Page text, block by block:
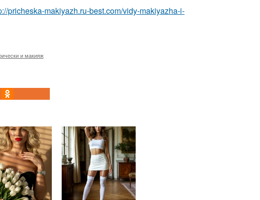
pricheska-makiyazh.ru-best.com/vidy-makiyazha-i-
и макияж